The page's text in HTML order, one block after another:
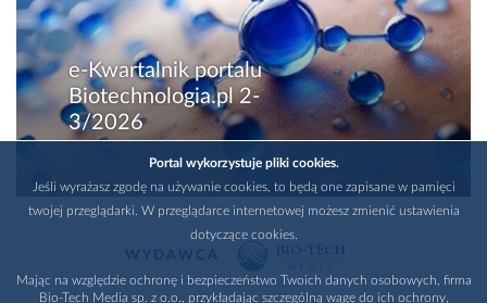
e-Kwartalnik portalu
Biotechnologia.pl 2-
3/2026
Portal wykorzystuje pliki cookies.
Jeśli wyrażasz zgodę na używanie cookies, to będą one zapisane w pamięci
twojej przeglądarki. W przeglądarce internetowej możesz zmienić ustawienia
dotyczące cookies.
Mając na względzie ochronę i bezpieczeństwo Twoich danych osobowych, firma
Bio-Tech Media sp. z o.o., przykładając szczególną wagę do ich ochrony,